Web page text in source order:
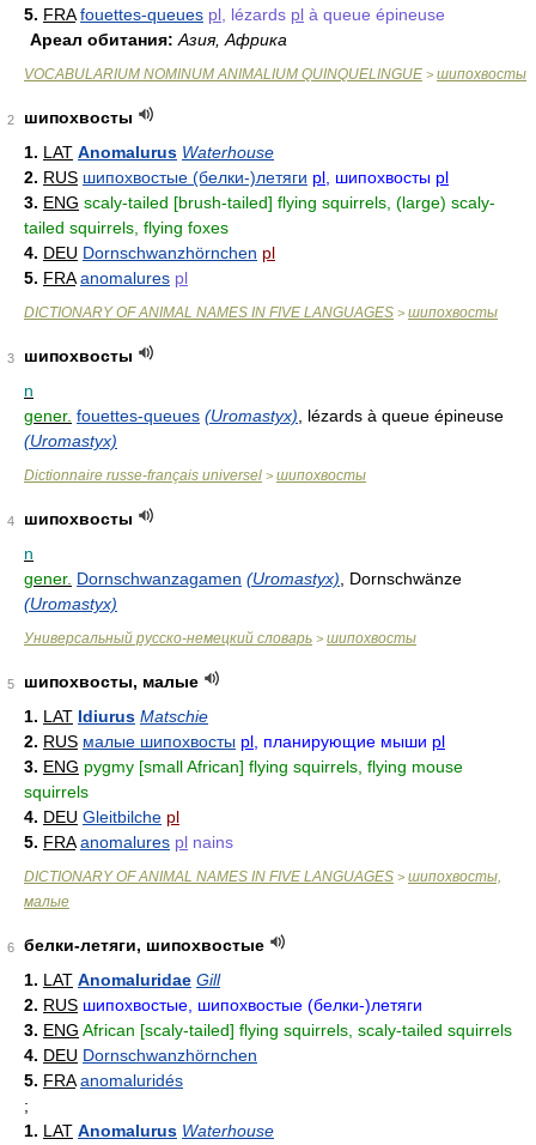
5. FRA fouettes-queues pl , lézards pl à queue épineuse
Ареал обитания: Азия, Африка
VOCABULARIUM NOMINUM ANIMALIUM QUINQUELINGUE > шипохвосты
2
шипохвосты
1. LAT Anomalurus Waterhouse
2. RUS шипохвостые (белки-)летяги pl , шипохвосты pl
3. ENG scaly-tailed [brush-tailed] flying squirrels, (large) scaly-
tailed squirrels, flying foxes
4. DEU Dornschwanzhörnchen pl
5. FRA anomalures pl
DICTIONARY OF ANIMAL NAMES IN FIVE LANGUAGES > шипохвосты
3
шипохвосты
n
gener. fouettes-queues (Uromastyx) , lézards à queue épineuse
(Uromastyx)
Dictionnaire russe-français universel > шипохвосты
4
шипохвосты
n
gener. Dornschwanzagamen (Uromastyx) , Dornschwänze
(Uromastyx)
Универсальный русско-немецкий словарь > шипохвосты
5
шипохвосты, малые
1. LAT Idiurus Matschie
2. RUS малые шипохвосты pl , планирующие мыши pl
3. ENG pygmy [small African] flying squirrels, flying mouse
squirrels
4. DEU Gleitbilche pl
5. FRA anomalures pl nains
DICTIONARY OF ANIMAL NAMES IN FIVE LANGUAGES > шипохвосты,
малые
6
белки-летяги, шипохвостые
1. LAT Anomaluridae Gill
2. RUS шипохвостые, шипохвостые (белки-)летяги
3. ENG African [scaly-tailed] flying squirrels, scaly-tailed squirrels
4. DEU Dornschwanzhörnchen
5. FRA anomaluridés
;
1. LAT Anomalurus Waterhouse